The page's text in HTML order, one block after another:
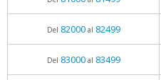
Del 82000al 82499
Del 83000al 83499